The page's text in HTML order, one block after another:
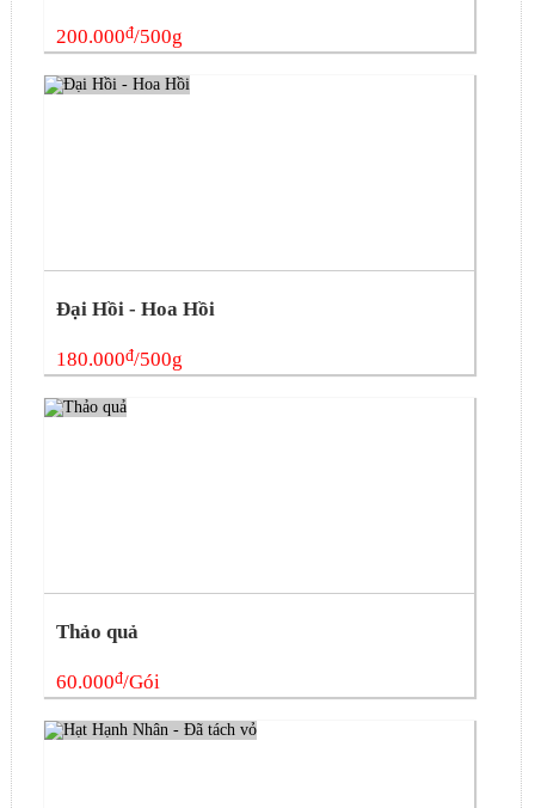
200.000đ/500g
Đại Hồi - Hoa Hồi
180.000đ/500g
Thảo quả
60.000đ/Gói